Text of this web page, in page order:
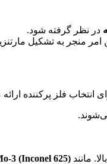
در نظر گرفته شود.
امر منجر به تشکیل
3 (Inconel 625)